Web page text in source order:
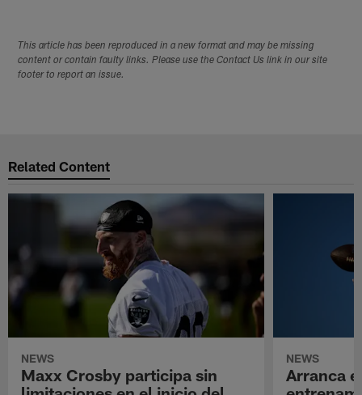
This article has been reproduced in a new format and may be missing
content or contain faulty links. Please use the Contact Us link in our site
footer to report an issue.
Related Content
NEWS
Maxx Crosby participa sin
NEWS
Arranca